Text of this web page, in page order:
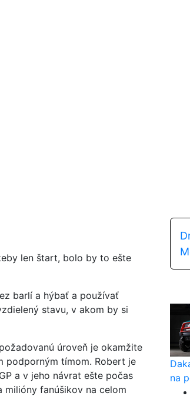
len štart, bolo by to ešte
barlí a hýbať a používať
stavu, v akom by si
úroveň je okamžite
podporným tímom. Robert je
a v jeho návrat ešte počas
milióny fanúšikov na celom
na